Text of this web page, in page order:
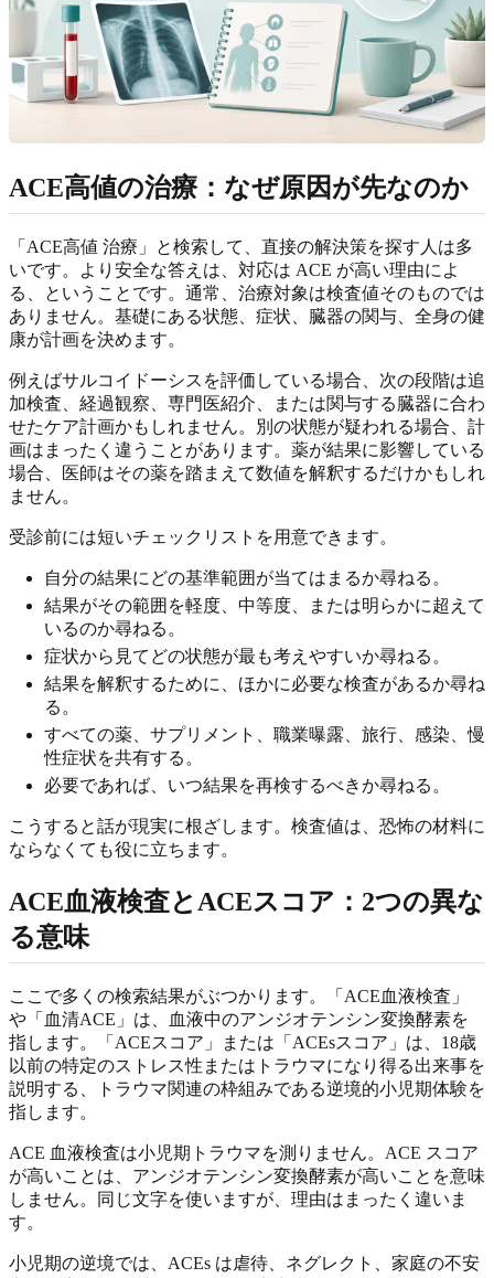
ACE高値の治療：なぜ原因が先なのか
「ACE高値 治療」と検索して、直接の解決策を探す人は多
いです。より安全な答えは、対応は ACE が高い理由によ
る、ということです。通常、治療対象は検査値そのものでは
ありません。基礎にある状態、症状、臓器の関与、全身の健
康が計画を決めます。
例えばサルコイドーシスを評価している場合、次の段階は追
加検査、経過観察、専門医紹介、または関与する臓器に合わ
せたケア計画かもしれません。別の状態が疑われる場合、計
画はまったく違うことがあります。薬が結果に影響している
場合、医師はその薬を踏まえて数値を解釈するだけかもしれ
ません。
受診前には短いチェックリストを用意できます。
自分の結果にどの基準範囲が当てはまるか尋ねる。
結果がその範囲を軽度、中等度、または明らかに超えて
いるのか尋ねる。
症状から見てどの状態が最も考えやすいか尋ねる。
結果を解釈するために、ほかに必要な検査があるか尋ね
る。
すべての薬、サプリメント、職業曝露、旅行、感染、慢
性症状を共有する。
必要であれば、いつ結果を再検するべきか尋ねる。
こうすると話が現実に根ざします。検査値は、恐怖の材料に
ならなくても役に立ちます。
ACE血液検査とACEスコア：2つの異な
る意味
ここで多くの検索結果がぶつかります。「ACE血液検査」
や「血清ACE」は、血液中のアンジオテンシン変換酵素を
指します。「ACEスコア」または「ACEsスコア」は、18歳
以前の特定のストレス性またはトラウマになり得る出来事を
説明する、トラウマ関連の枠組みである逆境的小児期体験を
指します。
ACE 血液検査は小児期トラウマを測りません。ACE スコア
が高いことは、アンジオテンシン変換酵素が高いことを意味
しません。同じ文字を使いますが、理由はまったく違いま
す。
小児期の逆境では、ACEs は虐待、ネグレクト、家庭の不安